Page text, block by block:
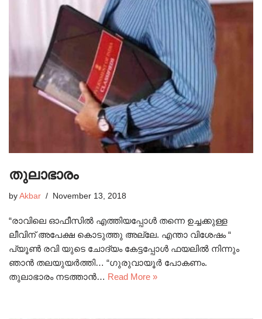
തുലാഭാരം
by Akbar November 13, 2018
“രാവിലെ ഓഫീസിൽ എത്തിയപ്പോൾ തന്നെ ഉച്ചക്കുള്ള
ലീവിന് അപേക്ഷ കൊടുത്തു അല്ലേ. എന്താ വിശേഷം “
പ്യൂൺ രവി യുടെ ചോദ്യം കേട്ടപ്പോൾ ഫയലിൽ നിന്നും
ഞാൻ തലയുയർത്തി… “ഗുരുവായൂർ പോകണം.
തുലാഭാരം നടത്താൻ… Read More »